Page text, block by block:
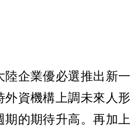
企業優必選推出新一
資機構上調未來人形
的期待升高。再加上